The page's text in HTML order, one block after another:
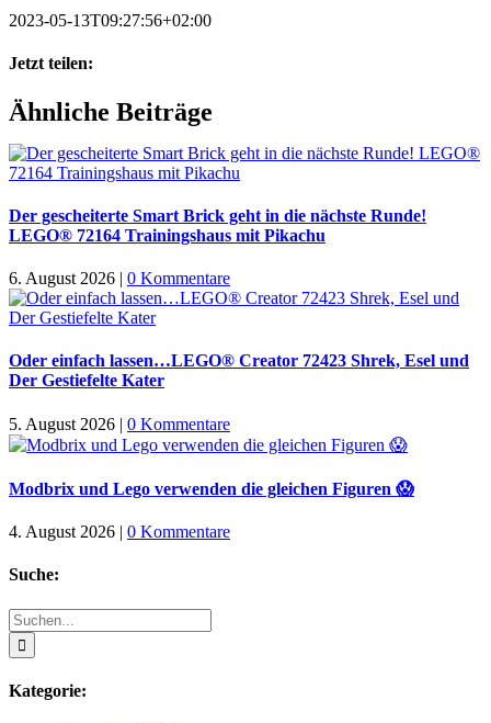
2023-05-13T09:27:56+02:00
Jetzt teilen:
Facebook
X
WhatsApp
Pinterest
E-
Mail
Ähnliche Beiträge
Der gescheiterte Smart Brick geht in die nächste Runde!
LEGO® 72164 Trainingshaus mit Pikachu
6. August 2026 | 0 Kommentare
Oder einfach lassen…LEGO® Creator 72423 Shrek, Esel und
Der Gestiefelte Kater
5. August 2026 | 0 Kommentare
Modbrix und Lego verwenden die gleichen Figuren 😱
4. August 2026 | 0 Kommentare
Suche:
Suche
nach:
Kategorie: